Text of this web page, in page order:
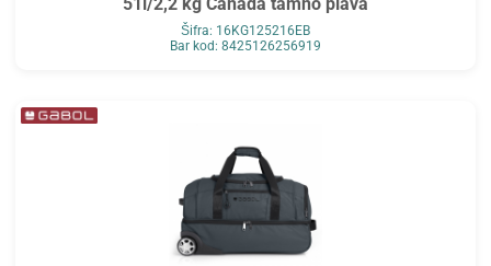
Šifra: 16KG125216EB
Bar kod: 8425126256919